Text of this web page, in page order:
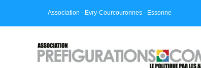
Association - Evry-Courcouronnes - Essonne